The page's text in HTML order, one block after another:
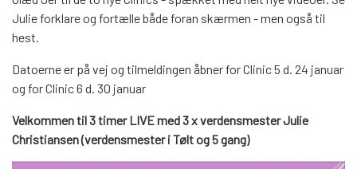
Julie forklare og fortælle både foran skærmen - men også til
hest.
Datoerne er på vej og tilmeldingen åbner for Clinic 5 d. 24 januar
og for Clinic 6 d. 30 januar
Velkommen til 3 timer LIVE med 3 x verdensmester Julie
Christiansen (verdensmester i Tølt og 5 gang)